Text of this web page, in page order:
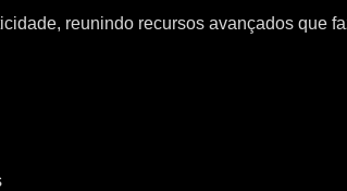
reunindo recursos avançados que